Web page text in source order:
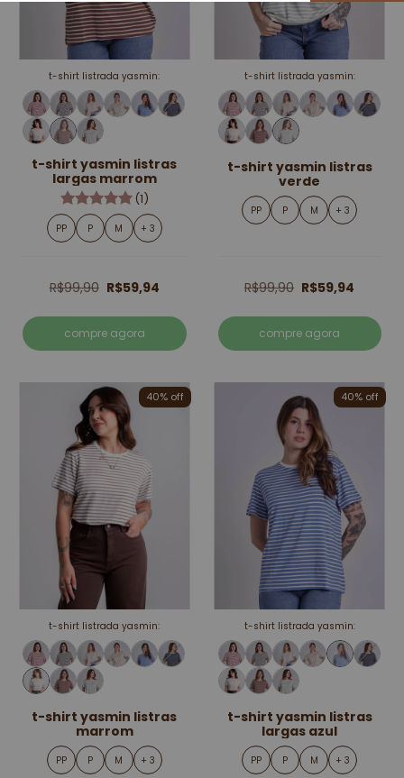
t-shirt listrada yasmin:
t-shirt yasmin listras
largas marrom
(1)
PP P M + 3
R$99,90 R$59,94
compre agora
t-shirt listrada yasmin:
t-shirt yasmin listras
verde
PP P M + 3
R$99,90 R$59,94
compre agora
40% off
t-shirt listrada yasmin:
t-shirt yasmin listras
marrom
PP P M + 3
40% off
t-shirt listrada yasmin:
t-shirt yasmin listras
largas azul
PP P M + 3